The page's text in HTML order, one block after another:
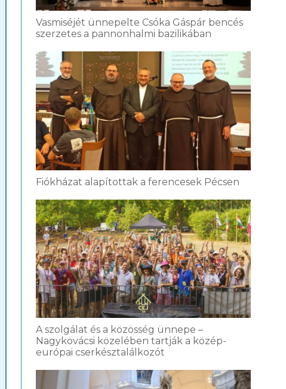
Vasmiséjét ünnepelte Csóka Gáspár bencés
szerzetes a pannonhalmi bazilikában
Fiókházat alapítottak a ferencesek Pécsen
A szolgálat és a közösség ünnepe –
Nagykovácsi közelében tartják a közép-
európai cserkésztalálkozót